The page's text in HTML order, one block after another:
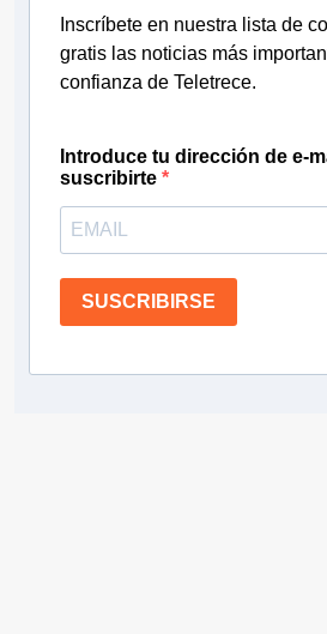
Inscríbete en nuestra lista de
gratis las noticias más
confianza de Teletrece.
Introduce tu dirección de e-
suscribirte
SUSCRIBIRSE